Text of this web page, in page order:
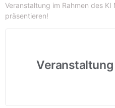
Veranstaltung im Rahmen des
präsentieren!